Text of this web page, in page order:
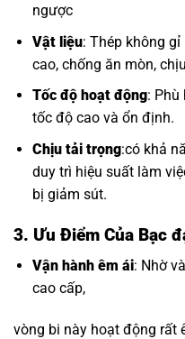
ngược
Vật liệu: Thép không
cao, chống ăn mòn,
Tốc độ hoạt động: Phù
tốc độ cao và ổn định.
Chịu tải trọng:có khả
duy trì hiệu suất làm
bị giảm sút.
3. Ưu Điểm Của Bạc
Vận hành êm ái: Nhờ
cao cấp,
vòng bi này hoạt động rất